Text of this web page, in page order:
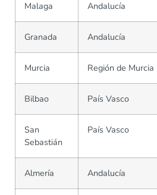
Malaga Andalucía
Granada Andalucía
Murcia Región de Murcia
Bilbao País Vasco
San
Sebastián
País Vasco
Almería Andalucía